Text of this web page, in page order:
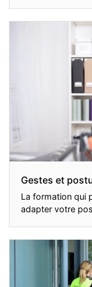
Gestes et
La formation qui
adapter votre